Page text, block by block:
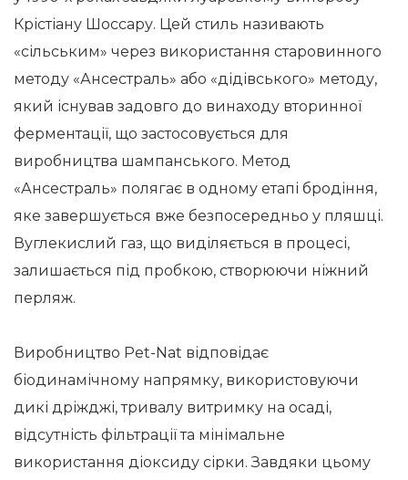
Крістіану Шоссару. Цей стиль називають
«сільським» через використання старовинного
методу «Ансестраль» або «дідівського» методу,
який існував задовго до винаходу вторинної
ферментації, що застосовується для
виробництва шампанського. Метод
«Ансестраль» полягає в одному етапі бродіння,
яке завершується вже безпосередньо у пляшці.
Вуглекислий газ, що виділяється в процесі,
залишається під пробкою, створюючи ніжний
перляж.
Виробництво Pet-Nat відповідає
біодинамічному напрямку, використовуючи
дикі дріжджі, тривалу витримку на осаді,
відсутність фільтрації та мінімальне
використання діоксиду сірки. Завдяки цьому